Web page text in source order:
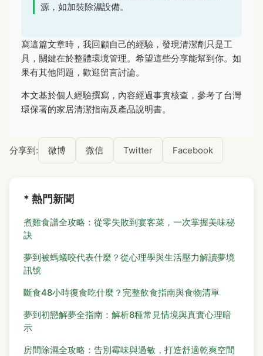
源，如加裝除濕設備。
寫這篇文章時，我回顧自己的經驗，發現清潔劑只是工
具，關鍵在於整體環境管理。希望這些分享能幫到你。如
果有其他問題，歡迎留言討論。
本文基於個人經驗撰寫，內容經過事實核查，參考了台灣
環保署的家居清潔指南及產品說明書。
分享到: 微博 微信 Twitter Facebook
* 熱門新聞
煮雞食譜全攻略：從零失敗到宴客菜，一次掌握美味秘
訣
夢到被螞蟻咬代表什麼？從心理學與生活壓力解讀夢境
訊號
斷食48小時復食吃什麼？完整飲食指南與食物清單
夢到初戀解夢全指南：解析8種常見情境與真實心理暗
示
房間除濕全攻略：告別霉味與過敏，打造舒適乾爽空間